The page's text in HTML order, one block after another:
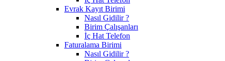
Evrak Kayıt Birimi
Nasıl Gidilir ?
Birim Çalışanları
İç Hat Telefon
Faturalama Birimi
Nasıl Gidilir ?